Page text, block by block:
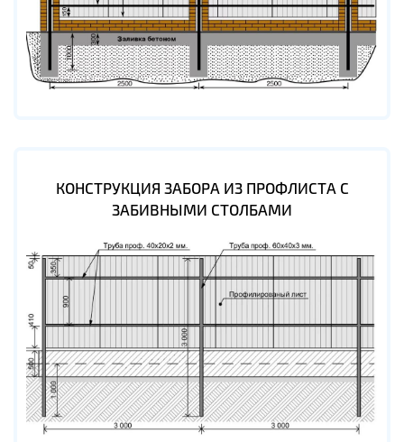
КОНСТРУКЦИЯ ЗАБОРА ИЗ ПРОФЛИСТА С
ЗАБИВНЫМИ СТОЛБАМИ